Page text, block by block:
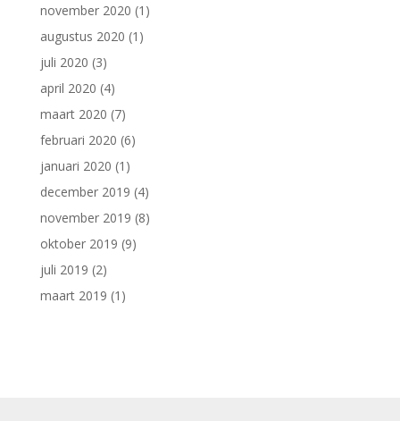
november 2020 (1)
augustus 2020 (1)
juli 2020 (3)
april 2020 (4)
maart 2020 (7)
februari 2020 (6)
januari 2020 (1)
december 2019 (4)
november 2019 (8)
oktober 2019 (9)
juli 2019 (2)
maart 2019 (1)